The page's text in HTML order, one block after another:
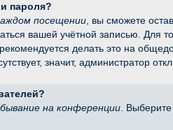
пароля?
посещении , вы сможете
вашей учётной записью. Для
делать это на
значит, администратор
на конференции . Выберите